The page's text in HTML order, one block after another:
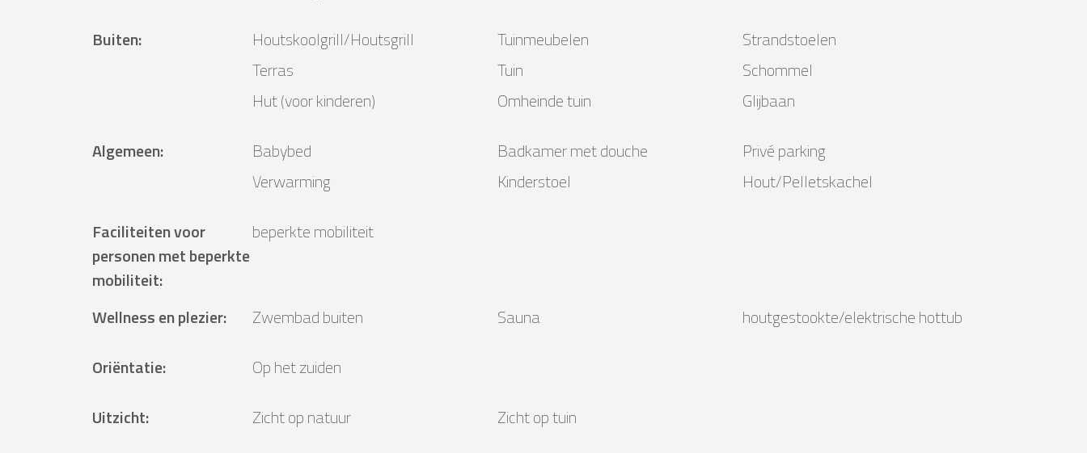
Buiten: Houtskoolgrill/Houtsgrill Tuinmeubelen
Strandstoelen
Terras
Tuin
Schommel
Hut (voor kinderen)
Omheinde tuin
Glijbaan
Algemeen: Babybed Badkamer met douche
Privé parking
Verwarming
Kinderstoel
Hout/Pelletskachel
Faciliteiten voor
personen met beperkte
mobiliteit:
beperkte mobiliteit
Wellness en plezier: Zwembad buiten Sauna
houtgestookte/elektrische hottub
Oriëntatie:
Op het zuiden
Uitzicht: Zicht op natuur
Zicht op tuin